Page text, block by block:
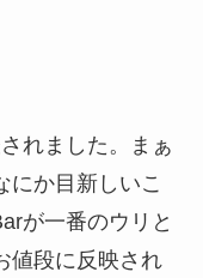
れました。まぁ
にか目新しいこ
が一番のウリと
値段に反映され